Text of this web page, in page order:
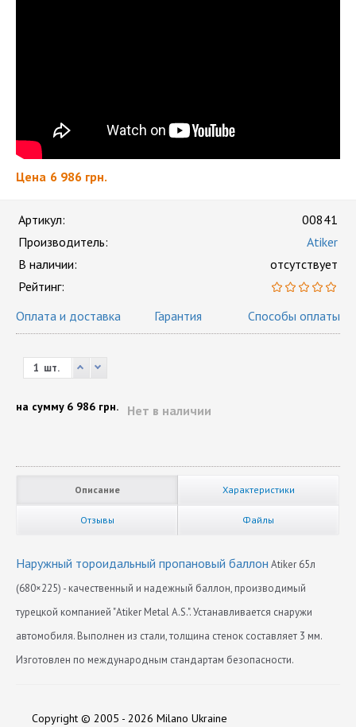
Цена 6 986 грн.
Артикул:
00841
Производитель:
Atiker
В наличии:
отсутствует
Рейтинг:
Оплата и доставка
Гарантия Способы оплаты
шт.
Нет в наличии
на сумму 6 986 грн.
Описание Характеристики
Отзывы Файлы
Наружный тороидальный пропановый баллон Atiker 65л
(680×225) - качественный и надежный баллон, производимый
турецкой компанией "Atiker Metal A.S.". Устанавливается снаружи
автомобиля. Выполнен из стали, толщина стенок составляет 3 мм.
Изготовлен по международным стандартам безопасности.
Длина
Copyright © 2005 - 2026 Milano Ukraine